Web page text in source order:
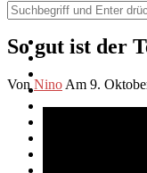
Elektromobilität
So gut ist der
Von Nino Am 9.